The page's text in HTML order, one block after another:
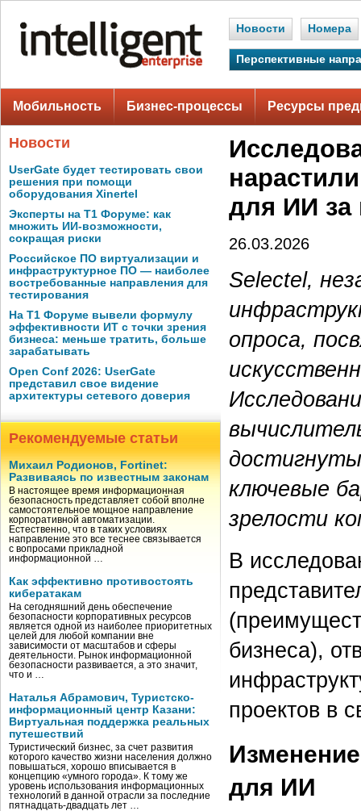
Новости Номера
Перспективные
Мобильность Бизнес-процессы Ресурсы
Новости
UserGate будет тестировать свои
решения при помощи
оборудования Xinertel
Эксперты на Т1 Форуме: как
множить ИИ-возможности,
сокращая риски
Российское ПО виртуализации и
инфраструктурное ПО — наиболее
востребованные направления для
тестирования
На Т1 Форуме вывели формулу
эффективности ИТ с точки зрения
бизнеса: меньше тратить, больше
зарабатывать
Open Conf 2026: UserGate
представил свое видение
архитектуры сетевого доверия
Рекомендуемые статьи
Михаил Родионов, Fortinet:
Развиваясь по известным законам
В настоящее время информационная
безопасность представляет собой вполне
самостоятельное мощное направление
корпоративной автоматизации.
Естественно, что в таких условиях
направление это все теснее связывается
с вопросами прикладной
информационной …
Как эффективно противостоять
кибератакам
На сегодняшний день обеспечение
безопасности корпоративных ресурсов
является одной из наиболее приоритетных
целей для любой компании вне
зависимости от масштабов и сферы
деятельности. Рынок информационной
безопасности развивается, а это значит,
что и …
Наталья Абрамович, Туристско-
информационный центр Казани:
Виртуальная поддержка реальных
путешествий
Туристический бизнес, за счет развития
которого качество жизни населения должно
повышаться, хорошо вписывается в
концепцию «умного города». К тому же
уровень использования информационных
технологий в данной отрасли за последние
пятнадцать-двадцать лет …
для ИИ за
26.03.2026
Selectel,
опроса,
ключевые
зрелости
В
бизнеса),
проектов в
для ИИ